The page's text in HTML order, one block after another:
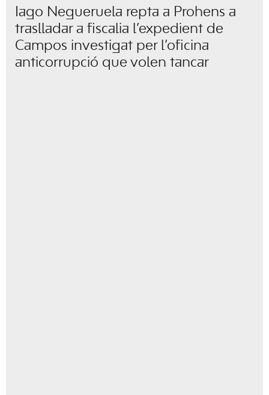
Iago Negueruela repta a Prohens a
traslladar a fiscalia l’expedient de
Campos investigat per l’oficina
anticorrupció que volen tancar